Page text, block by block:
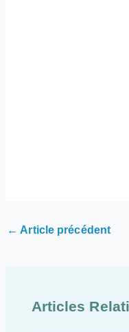
← Article précédent
Articles